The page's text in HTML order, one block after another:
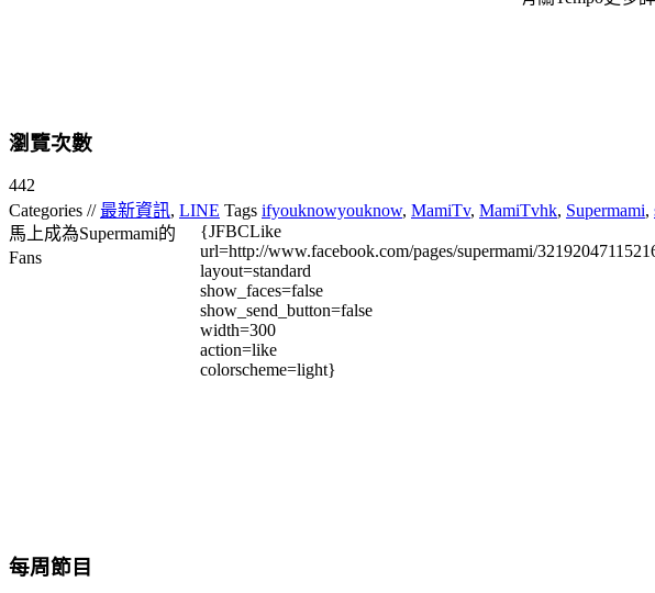
瀏覽次數
442
Categories // 最新資訊, LINE Tags ifyouknowyouknow, MamiTv, MamiTvhk, Supermami,
馬上成為Supermami的
Fans
{JFBCLike
url=http://www.facebook.com/pages/supermami/
layout=standard
show_faces=false
show_send_button=false
width=300
action=like
colorscheme=light}
每周節目